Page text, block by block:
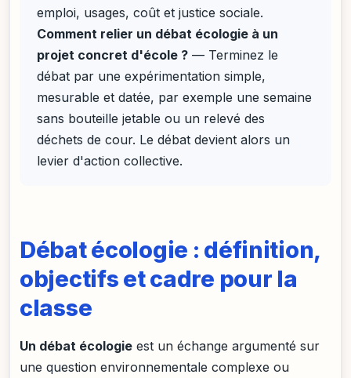
emploi, usages, coût et justice sociale.
Comment relier un débat écologie à un
projet concret d'école ? — Terminez le
débat par une expérimentation simple,
mesurable et datée, par exemple une semaine
sans bouteille jetable ou un relevé des
déchets de cour. Le débat devient alors un
levier d'action collective.
Débat écologie : définition,
objectifs et cadre pour la
classe
Un débat écologie est un échange argumenté sur
une question environnementale complexe ou